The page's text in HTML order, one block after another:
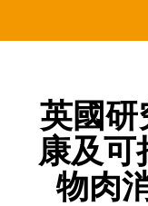
英國研
康及可
物肉